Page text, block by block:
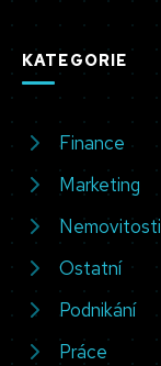
KATEGORIE
Finance
Marketing
Nemovitosti
Ostatní
Podnikání
Práce